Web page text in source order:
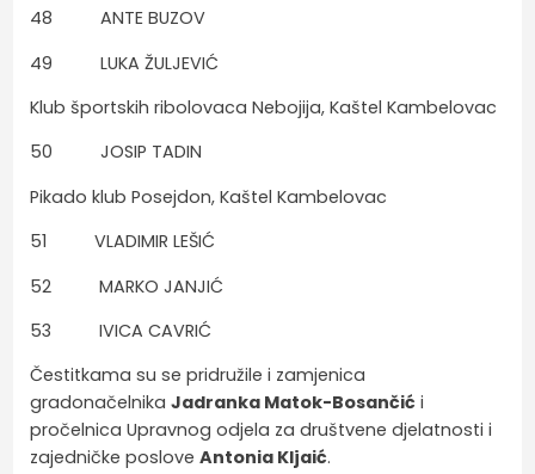
48 ANTE BUZOV
49 LUKA ŽULJEVIĆ
Klub športskih ribolovaca Nebojija, Kaštel Kambelovac
50 JOSIP TADIN
Pikado klub Posejdon, Kaštel Kambelovac
51 VLADIMIR LEŠIĆ
52 MARKO JANJIĆ
53 IVICA CAVRIĆ
Čestitkama su se pridružile i zamjenica
gradonačelnikaJadranka Matok-Bosančić i
pročelnica Upravnog odjela za društvene djelatnosti i
zajedničke posloveAntonia Kljaić.